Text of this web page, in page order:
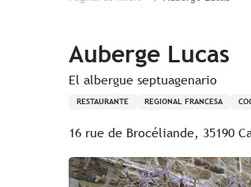
Auberge Lucas
El albergue septuagenario
RESTAURANTE REGIONAL FRANCESA
16 rue de Brocéliande, 35190